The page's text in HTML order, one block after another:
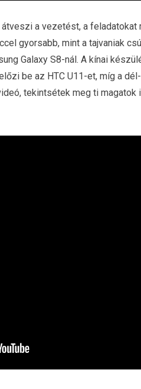
a vezetést, a
gyorsabb, mint a tajvaniak
Galaxy S8-nál. A kínai
be az HTC U11-et, míg a
tekintsétek meg ti